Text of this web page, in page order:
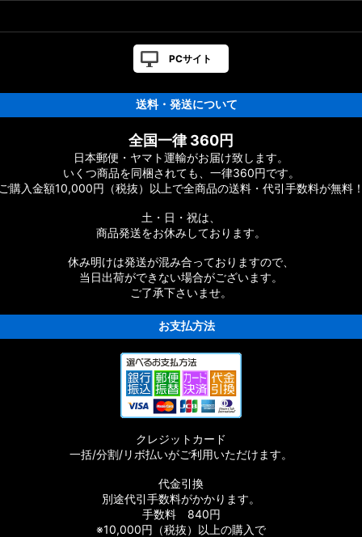
タムパーツ
PCサイト
送料・発送について
全国一律 360円
日本郵便・ヤマト運輸がお届け致します。
いくつ商品を同梱されても、一律360円です。
ご購入金額10,000円（税抜）以上で全商品の送料・代引手数料が無料
土・日・祝は、
商品発送をお休みしております。
休み明けは発送が混み合っておりますので、
当日出荷ができない場合がございます。
ご了承下さいませ。
お支払方法
クレジットカード
一括/分割/リボ払いがご利用いただけます。
代金引換
別途代引手数料がかかります。
手数料 840円
※10,000円（税抜）以上の購入で